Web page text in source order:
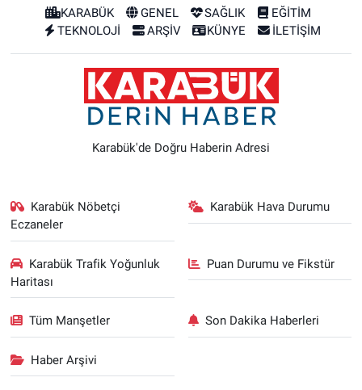
KARABÜK GENEL SAĞLIK
EĞİTİM
TEKNOLOJİ
ARŞİV KÜNYE İLETİŞİM
Karabük'de Doğru Haberin Adresi
Karabük Nöbetçi
Eczaneler
Karabük Hava Durumu
Karabük Trafik Yoğunluk
Haritası
Puan Durumu ve Fikstür
Tüm Manşetler Son Dakika Haberleri
Haber Arşivi